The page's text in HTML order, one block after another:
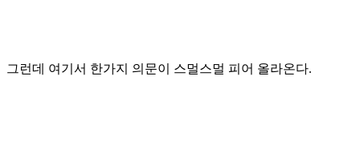
그런데 여기서 한가지 의문이 스멀스멀 피어 올라온다.